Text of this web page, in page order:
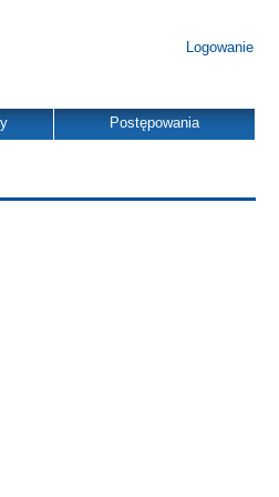
Logowanie
Postępowania